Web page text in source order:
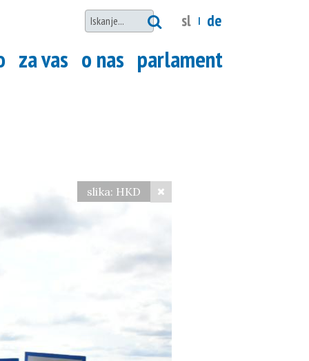
de
|
sl
za vas o nas parlament
slika: HKD